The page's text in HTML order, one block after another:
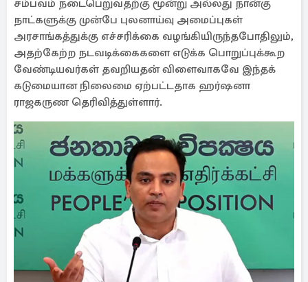
சம்பவம் நடைபெறுவதற்கு மூன்று அல்லது நான்கு
நாட்களுக்கு முன்பே புலனாய்வு அமைப்புகள்
அரசாங்கத்துக்கு எச்சரிக்கை வழங்கியிருந்தபோதிலும்,
அதற்கேற்ற நடவடிக்கைகளை எடுக்க பொறுப்புக்கூற
வேண்டியவர்கள் தவறியதன் விளைவாகவே இந்தக்
கடுமையான நிலைமை ஏற்பட்டதாக ஹர்ஷனா
ராஜகருண தெரிவித்துள்ளார்.